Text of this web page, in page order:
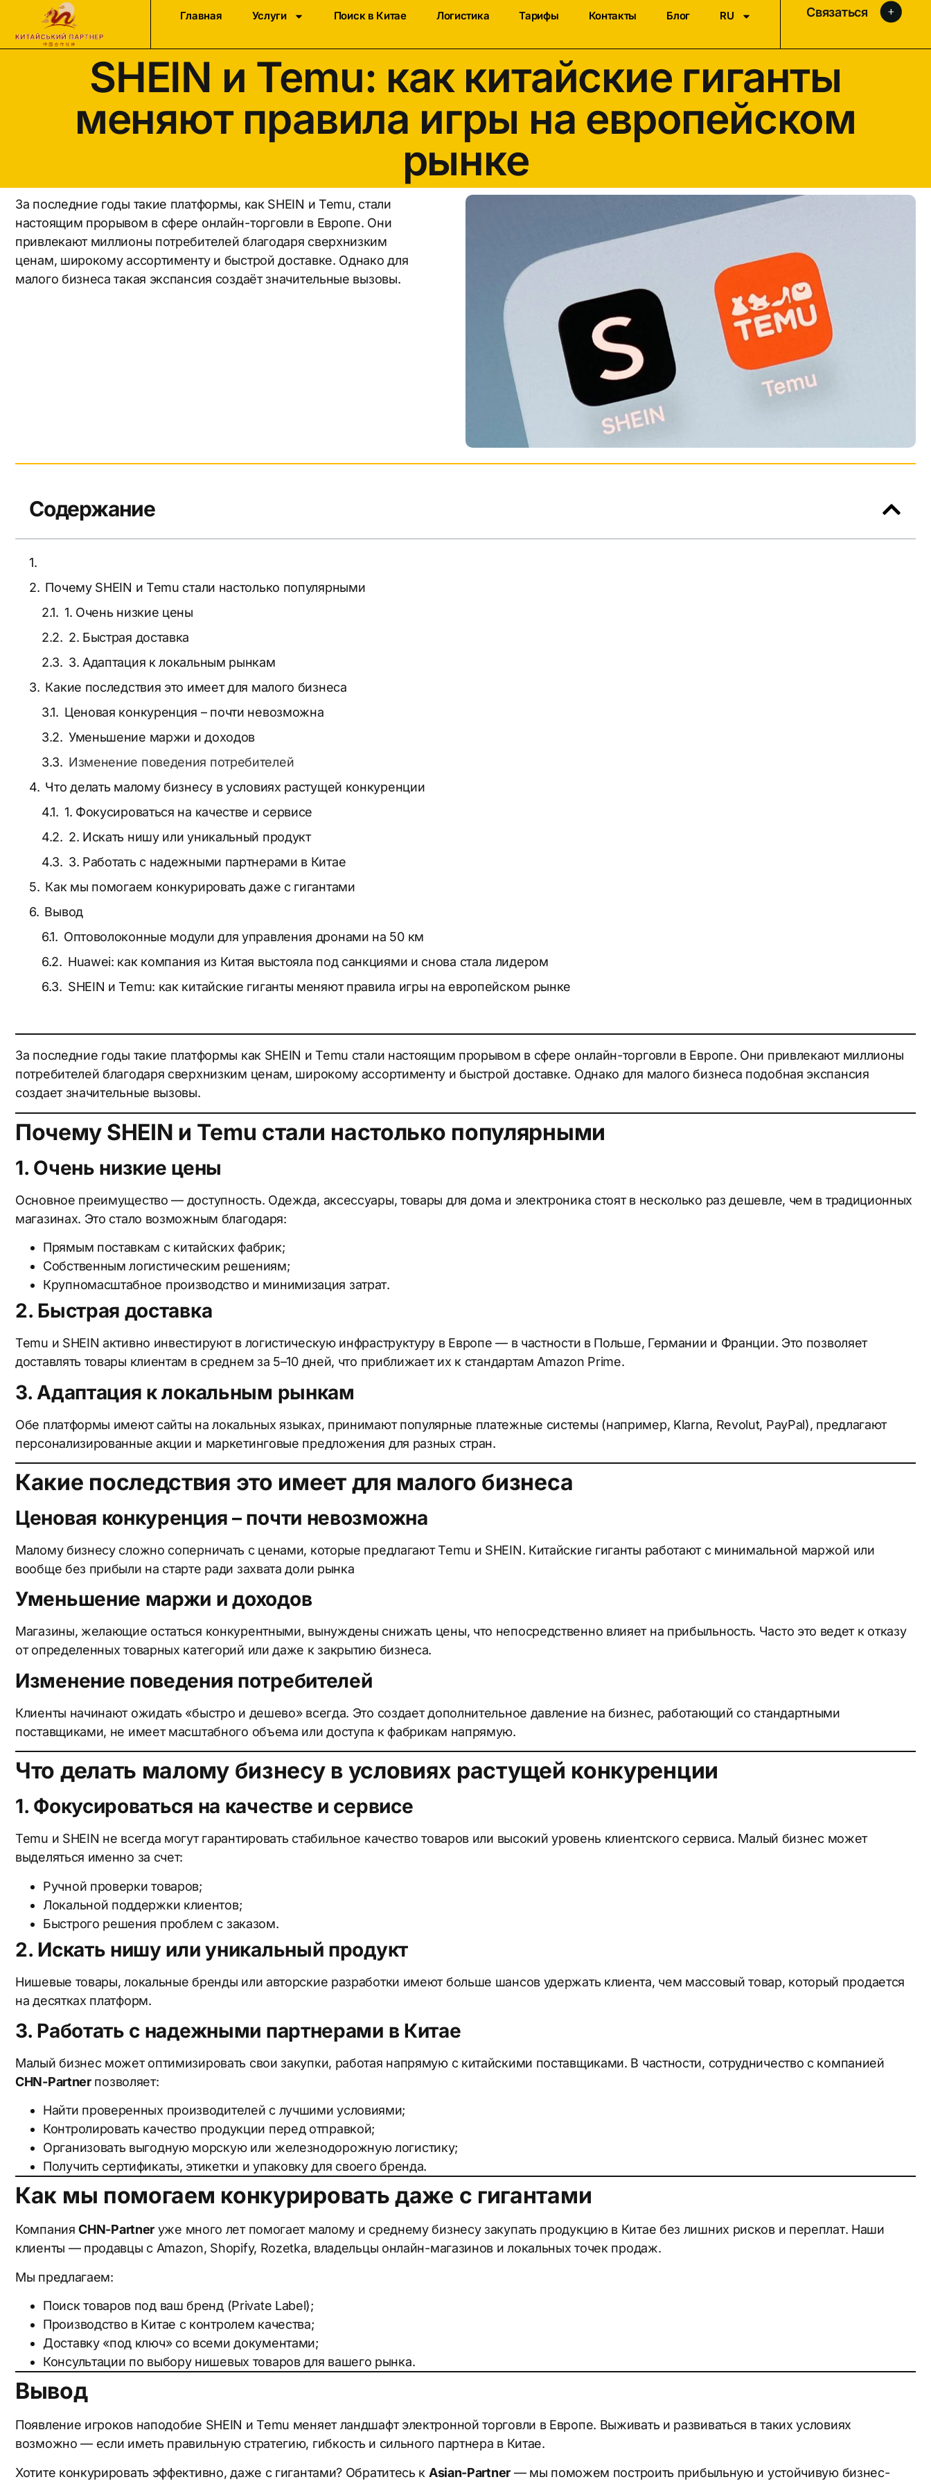
Главная Услуги Поиск в Китае Логистика Тарифы Контакты Блог RU Связаться
SHEIN и Temu: как китайские гиганты
меняют правила игры на европейском
рынке
За последние годы такие платформы, как SHEIN и Temu, стали
настоящим прорывом в сфере онлайн-торговли в Европе. Они
привлекают миллионы потребителей благодаря сверхнизким
ценам, широкому ассортименту и быстрой доставке. Однако для
малого бизнеса такая экспансия создаёт значительные вызовы.
Содержание
Почему SHEIN и Temu стали настолько популярными
1. Очень низкие цены
2. Быстрая доставка
3. Адаптация к локальным рынкам
Какие последствия это имеет для малого бизнеса
Ценовая конкуренция – почти невозможна
Уменьшение маржи и доходов
Изменение поведения потребителей
Что делать малому бизнесу в условиях растущей конкуренции
1. Фокусироваться на качестве и сервисе
2. Искать нишу или уникальный продукт
3. Работать с надежными партнерами в Китае
Как мы помогаем конкурировать даже с гигантами
Вывод
Оптоволоконные модули для управления дронами на 50 км
Huawei: как компания из Китая выстояла под санкциями и снова стала лидером
SHEIN и Temu: как китайские гиганты меняют правила игры на европейском рынке
За последние годы такие платформы как SHEIN и Temu стали настоящим прорывом в сфере онлайн-торговли в Европе. Они привлекают миллионы
потребителей благодаря сверхнизким ценам, широкому ассортименту и быстрой доставке. Однако для малого бизнеса подобная экспансия
создает значительные вызовы.
Почему SHEIN и Temu стали настолько популярными
1. Очень низкие цены
Основное преимущество — доступность. Одежда, аксессуары, товары для дома и электроника стоят в несколько раз дешевле, чем в традиционных
магазинах. Это стало возможным благодаря:
Прямым поставкам с китайских фабрик;
Собственным логистическим решениям;
Крупномасштабное производство и минимизация затрат.
2. Быстрая доставка
Temu и SHEIN активно инвестируют в логистическую инфраструктуру в Европе — в частности в Польше, Германии и Франции. Это позволяет
доставлять товары клиентам в среднем за 5–10 дней, что приближает их к стандартам Amazon Prime.
3. Адаптация к локальным рынкам
Обе платформы имеют сайты на локальных языках, принимают популярные платежные системы (например, Klarna, Revolut, PayPal), предлагают
персонализированные акции и маркетинговые предложения для разных стран.
Какие последствия это имеет для малого бизнеса
Ценовая конкуренция – почти невозможна
Малому бизнесу сложно соперничать с ценами, которые предлагают Temu и SHEIN. Китайские гиганты работают с минимальной маржой или
вообще без прибыли на старте ради захвата доли рынка
Уменьшение маржи и доходов
Магазины, желающие остаться конкурентными, вынуждены снижать цены, что непосредственно влияет на прибыльность. Часто это ведет к отказу
от определенных товарных категорий или даже к закрытию бизнеса.
Изменение поведения потребителей
Клиенты начинают ожидать «быстро и дешево» всегда. Это создает дополнительное давление на бизнес, работающий со стандартными
поставщиками, не имеет масштабного объема или доступа к фабрикам напрямую.
Что делать малому бизнесу в условиях растущей конкуренции
1. Фокусироваться на качестве и сервисе
Temu и SHEIN не всегда могут гарантировать стабильное качество товаров или высокий уровень клиентского сервиса. Малый бизнес может
выделяться именно за счет:
Ручной проверки товаров;
Локальной поддержки клиентов;
Быстрого решения проблем с заказом.
2. Искать нишу или уникальный продукт
Нишевые товары, локальные бренды или авторские разработки имеют больше шансов удержать клиента, чем массовый товар, который продается
на десятках платформ.
3. Работать с надежными партнерами в Китае
Малый бизнес может оптимизировать свои закупки, работая напрямую с китайскими поставщиками. В частности, сотрудничество с компанией
CHN-Partnerпозволяет:
Найти проверенных производителей с лучшими условиями;
Контролировать качество продукции перед отправкой;
Организовать выгодную морскую или железнодорожную логистику;
Получить сертификаты, этикетки и упаковку для своего бренда.
Как мы помогаем конкурировать даже с гигантами
КомпанияCHN-Partner уже много лет помогает малому и среднему бизнесу закупать продукцию в Китае без лишних рисков и переплат. Наши
клиенты — продавцы с Amazon, Shopify, Rozetka, владельцы онлайн-магазинов и локальных точек продаж.
Мы предлагаем:
Поиск товаров под ваш бренд (Private Label);
Производство в Китае с контролем качества;
Доставку «под ключ» со всеми документами;
Консультации по выбору нишевых товаров для вашего рынка.
Вывод
Появление игроков наподобие SHEIN и Temu меняет ландшафт электронной торговли в Европе. Выживать и развиваться в таких условиях
возможно — если иметь правильную стратегию, гибкость и сильного партнера в Китае.
Хотите конкурировать эффективно, даже с гигантами? Обратитесь к Asian-Partner— мы поможем построить прибыльную и устойчивую бизнес-
Потрібна консультація ?
Заповніть форму і ми зв’яжемось з Вами протягом 5 хвилин.
Відправити
*Натискаючи «Відправити», ви погоджуєтеся з нашою Політикою конфіденційності.
Нужна консультация ?
Заполните форму и мы свяжемся с Вами в течение 5 минут.
Отправить
* Нажимая «отправить», вы соглашаетесь с нашей политикой конфиденциальности.